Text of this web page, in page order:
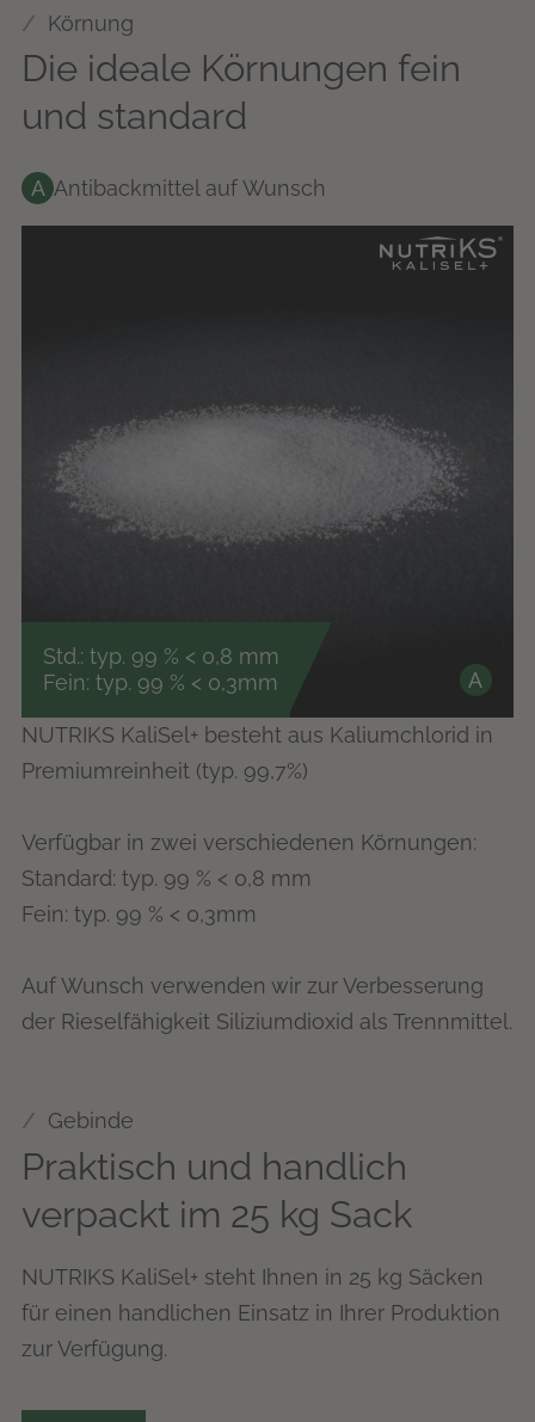
Körnung
Die ideale Körnungen fein
und standard
A Antibackmittel auf Wunsch
Std.: typ. 99 % < 0,8 mm
Fein: typ. 99 % < 0,3mm
A
NUTRIKS KaliSel+ besteht aus Kaliumchlorid in
Premiumreinheit (typ. 99,7%)
Verfügbar in zwei verschiedenen Körnungen:
Standard: typ. 99 % < 0,8 mm
Fein: typ. 99 % < 0,3mm
Auf Wunsch verwenden wir zur Verbesserung
der Rieselfähigkeit Siliziumdioxid als Trennmittel.
Gebinde
Praktisch und handlich
verpackt im 25 kg Sack
NUTRIKS KaliSel+ steht Ihnen in 25 kg Säcken
für einen handlichen Einsatz in Ihrer Produktion
zur Verfügung.